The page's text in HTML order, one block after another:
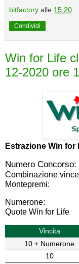
bitfactory alle 15:20
Condividi
Win for Life
12-2020 ore
Estrazione Win for
Numero Concorso:
Combinazione
Montepremi:
Numerone:
Quote Win for Life
Vincita
10 + Numerone
10